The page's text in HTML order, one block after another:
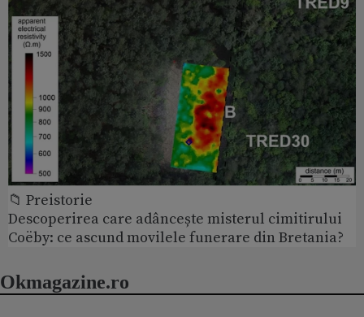
📁 Preistorie
Descoperirea care adâncește misterul cimitirului
Coëby: ce ascund movilele funerare din Bretania?
Okmagazine.ro